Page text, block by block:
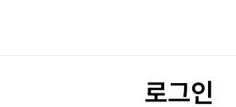
로그인